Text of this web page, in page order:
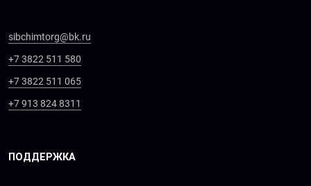
sibchimtorg@bk.ru
+7 3822 511 580
+7 3822 511 065
+7 913 824 8311
ПОДДЕРЖКА